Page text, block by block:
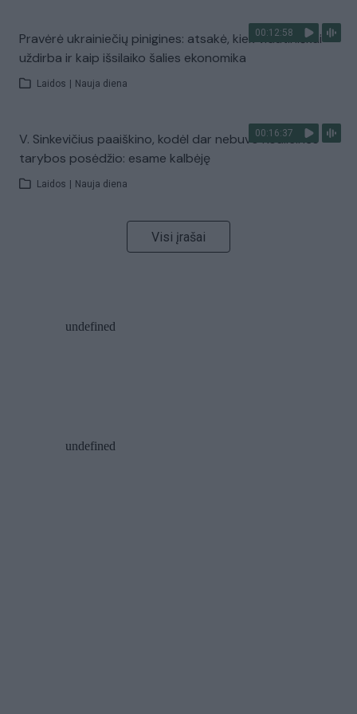
00:12:58
Pravėrė ukrainiečių pinigines: atsakė, kiek vidutiniškai
uždirba ir kaip išsilaiko šalies ekonomika
Laidos Nauja diena
00:16:37
V. Sinkevičius paaiškino, kodėl dar nebuvo Koalicinės
tarybos posėdžio: esame kalbėję
Laidos Nauja diena
Visi įrašai